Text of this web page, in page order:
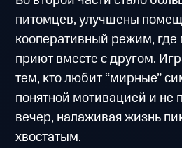
питомцев, улучшены
кооперативный режим,
приют вместе с другом.
тем, кто любит “мирные”
понятной мотивацией и не
вечер, налаживая жизнь
хвостатым.